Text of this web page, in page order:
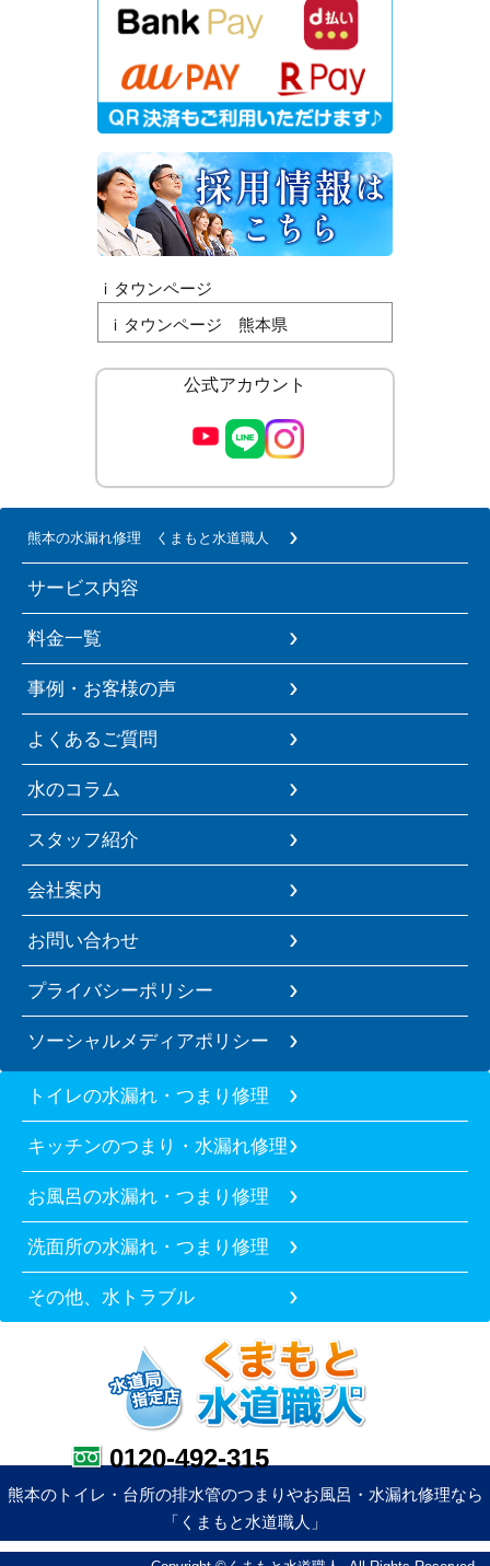
ｉタウンページ
ｉタウンページ 熊本県
公式アカウント
熊本の水漏れ修理 くまもと水道職人
サービス内容
料金一覧
事例・お客様の声
よくあるご質問
水のコラム
スタッフ紹介
会社案内
お問い合わせ
プライバシーポリシー
ソーシャルメディアポリシー
トイレの水漏れ・つまり修理
キッチンのつまり・水漏れ修理
お風呂の水漏れ・つまり修理
洗面所の水漏れ・つまり修理
その他、水トラブル
0120-492-315
熊本のトイレ・台所の排水管のつまりやお風呂・水漏れ修理なら
「くまもと水道職人」